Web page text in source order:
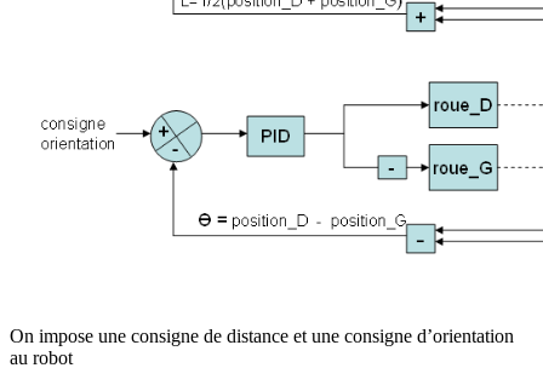
On impose une consigne de distance et une consigne d’orientation
au robot